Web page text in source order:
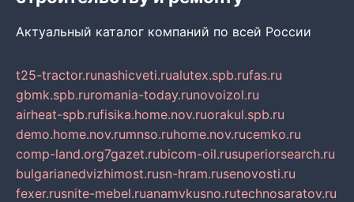
Актуальный каталог компаний по всей России
t25-tractor.runashicveti.rualutex.spb.rufas.ru
gbmk.spb.ruromania-today.runovoizol.ru
airheat-spb.rufisika.home.nov.ruorakul.spb.ru
demo.home.nov.rumnso.ruhome.nov.rucemko.ru
comp-land.org7gazet.rubicom-oil.rusuperiorsearch.ru
bulgarianedvizhimost.rusn-hram.rusenovosti.ru
fexer.rusnite-mebel.ruanamvkusno.rutechnosaratov.ru